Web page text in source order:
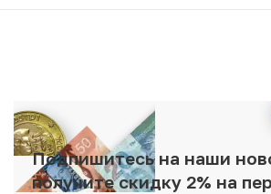
Подпишитесь на наши
получите скидку 2% на